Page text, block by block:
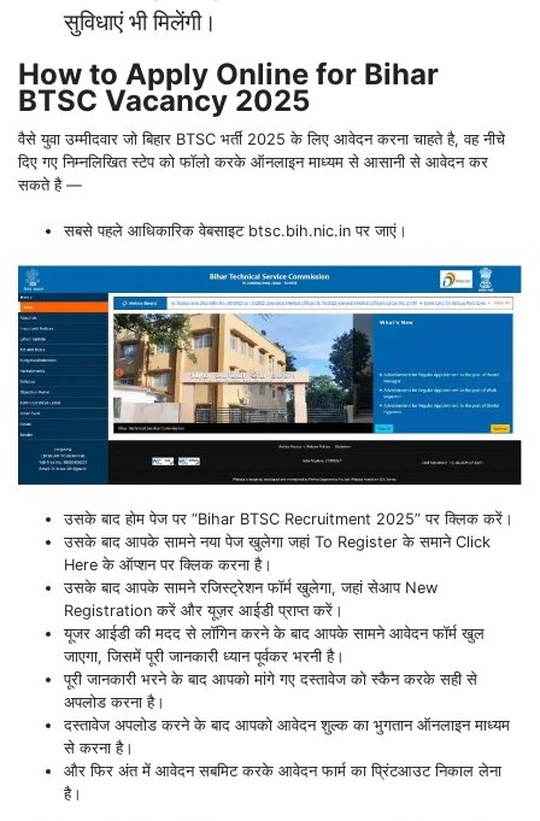
सुविधाएं भी मिलेंगी।
How to Apply Online for Bihar
BTSC Vacancy 2025
वैसे युवा उम्मीदवार जो बिहार BTSC भर्ती 2025 के लिए आवेदन करना चाहते है, वह नीचे
दिए गए निम्नलिखित स्टेप को फॉलो करके ऑनलाइन माध्यम से आसानी से आवेदन कर
सकते है —
सबसे पहले आधिकारिक वेबसाइट btsc.bih.nic.in पर जाएं।
उसके बाद होम पेज पर “Bihar BTSC Recruitment 2025” पर क्लिक करें।
उसके बाद आपके सामने नया पेज खुलेगा जहां To Register के समाने Click
Here के ऑप्शन पर क्लिक करना है।
उसके बाद आपके सामने रजिस्ट्रेशन फॉर्म खुलेगा, जहां सेआप New
Registration करें और यूज़र आईडी प्राप्त करें।
यूजर आईडी की मदद से लॉगिन करने के बाद आपके सामने आवेदन फॉर्म खुल
जाएगा, जिसमें पूरी जानकारी ध्यान पूर्वकर भरनी है।
पूरी जानकारी भरने के बाद आपको मांगे गए दस्तावेज को स्कैन करके सही से
अपलोड करना है।
दस्तावेज अपलोड करने के बाद आपको आवेदन शुल्क का भुगतान ऑनलाइन माध्यम
से करना है।
और फिर अंत में आवेदन सबमिट करके आवेदन फार्म का प्रिंटआउट निकाल लेना
है।